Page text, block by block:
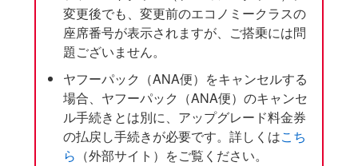
変更後でも、変更前のエコノミークラスの
座席番号が表示されますが、ご搭乗には問
題ございません。
ヤフーパック（ANA便）をキャンセルする
場合、ヤフーパック（ANA便）のキャンセ
ル手続きとは別に、アップグレード料金券
の払戻し手続きが必要です。詳しくはこち
ら （外部サイト）をご覧ください。